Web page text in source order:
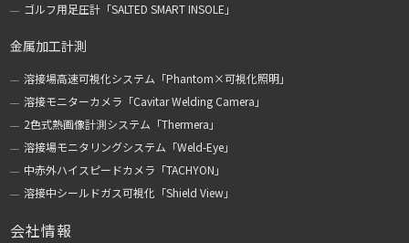
ゴルフ用足圧計「SALTED SMART INSOLE」
金属加工計測
溶接場高速可視化システム「Phantom×可視化照明」
溶接モニターカメラ「Cavitar Welding Camera」
2色式熱画像計測システム「Thermera」
溶接場モニタリングシステム「Weld-Eye」
中赤外ハイスピードカメラ「TACHYON」
溶接中シールドガス可視化「Shield View」
会社情報